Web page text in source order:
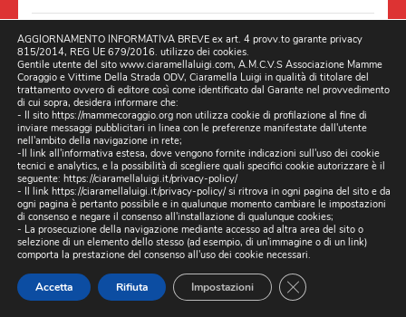
IERI 25/02/2026 MIO COGNATO FAVICCHIO LUCIANO E
DECEDUTO, E CON IL CUORE A PEZZI STAMATTINA
26/02/2026 SONO STATO A FARE QUESTO SERVIZIO,
SPERANDO DI SALVARE DELLE VITE UMANE,
2026
DIRETTA 24/02/2026 ORE 21:30 SU FACEBOOK E ALTRI
CANALI, CON DILLO A L’AVVOCATO DAVIDE TIROZZI,24
FEBBRAIO 2026
TESTIMONE LA PRESIDENTE ELENA RONZULLO A.M.C.V.S.
ASSOCIAZIONE MAMME CORAGGIO E VITTIME DELLA
STRADA – ODV24 FEBBRAIO 2026
AGGIORNAMENTO INFORMATIVA BREVE ex art. 4 provv.to garante privacy
815/2014, REG UE 679/2016. utilizzo dei cookies.
Gentile utente del sito www.ciaramellaluigi.com, A.M.C.V.S Associazione Mamme
Coraggio e Vittime Della Strada ODV, Ciaramella Luigi in qualità di titolare del
trattamento ovvero di editore così come identificato dal Garante nel provvedimento
di cui sopra, desidera informare che:
- Il sito https://mammecoraggio.org non utilizza cookie di profilazione al fine di
inviare messaggi pubblicitari in linea con le preferenze manifestate dall'utente
nell'ambito della navigazione in rete;
-Il link all'informativa estesa, dove vengono fornite indicazioni sull'uso dei cookie
tecnici e analytics, e la possibilità di scegliere quali specifici cookie autorizzare è il
seguente: https://ciaramellaluigi.it/privacy-policy/
- Il link https://ciaramellaluigi.it/privacy-policy/si ritrova in ogni pagina del sito e da
ogni pagina è pertanto possibile e in qualunque momento cambiare le impostazioni
di consenso e negare il consenso all'installazione di qualunque cookies;
- La prosecuzione della navigazione mediante accesso ad altra area del sito o
selezione di un elemento dello stesso (ad esempio, di un'immagine o di un link)
comporta la prestazione del consenso all'uso dei cookie necessari.
Accetta Rifiuta Impostazioni CLOSE GDPR